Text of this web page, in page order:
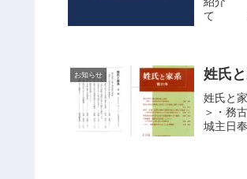
て ４）
お知らせ 姓氏
姓氏と
＞・務
城主日